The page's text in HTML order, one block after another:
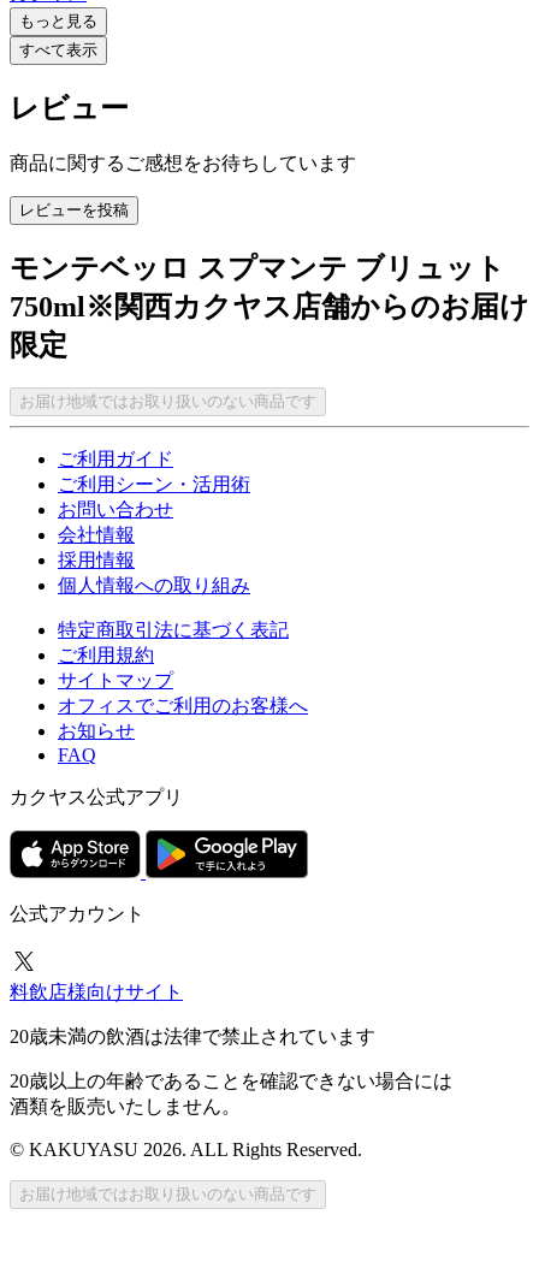
もっと見る
すべて表示
レビュー
商品に関するご感想をお待ちしています
レビューを投稿
モンテベッロ スプマンテ ブリュット
750ml※関西カクヤス店舗からのお届け
限定
お届け地域ではお取り扱いのない商品です
ご利用ガイド
ご利用シーン・活用術
お問い合わせ
会社情報
採用情報
個人情報への取り組み
特定商取引法に基づく表記
ご利用規約
サイトマップ
オフィスでご利用のお客様へ
お知らせ
FAQ
カクヤス公式アプリ
公式アカウント
料飲店様向けサイト
20歳未満の飲酒は法律で禁止されています
20歳以上の年齢であることを確認できない場合には
酒類を販売いたしません。
© KAKUYASU 2026. ALL Rights Reserved.
お届け地域ではお取り扱いのない商品です